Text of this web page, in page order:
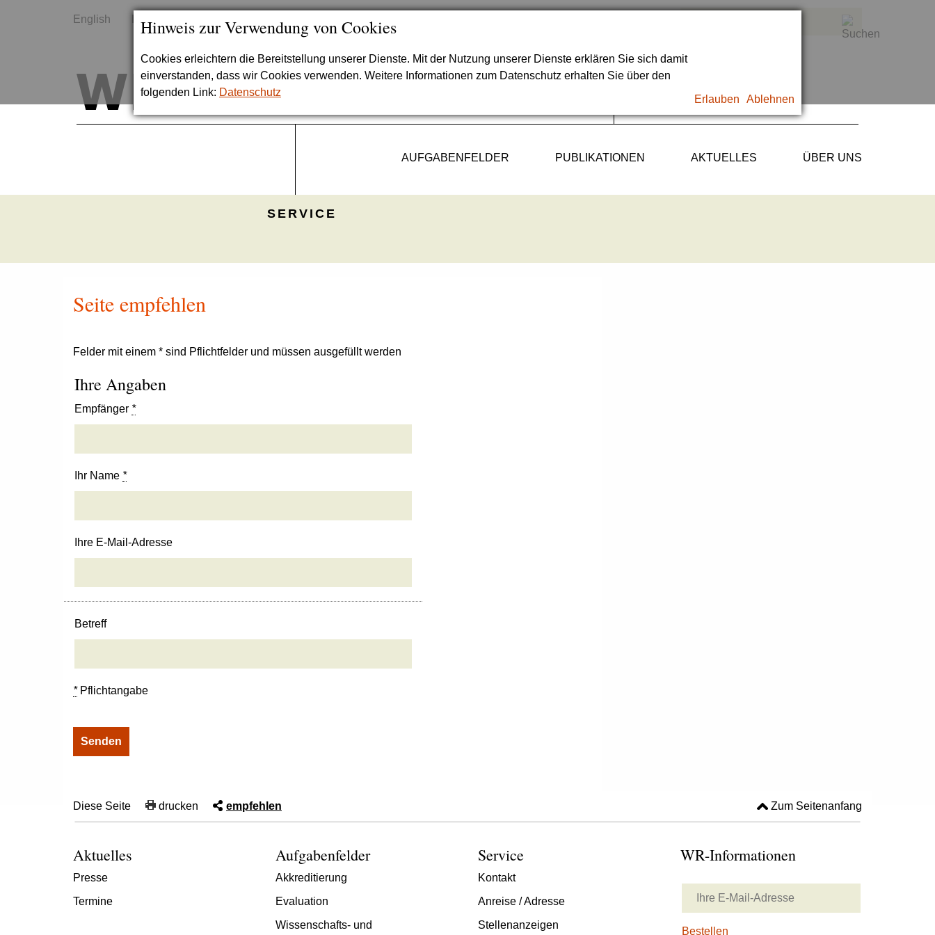
Hinweis zur Verwendung von Cookies
Cookies erleichtern die Bereitstellung unserer Dienste. Mit der Nutzung unserer Dienste erklären Sie sich damit
einverstanden, dass wir Cookies verwenden. Weitere Informationen zum Datenschutz erhalten Sie über den
folgenden Link: Datenschutz
Erlauben Ablehnen
English
AUFGABENFELDER PUBLIKATIONEN AKTUELLES ÜBER UNS
SERVICE
Seite empfehlen
Felder mit einem * sind Pflichtfelder und müssen ausgefüllt werden
Ihre Angaben
Empfänger *
Ihr Name *
Ihre E-Mail-Adresse
Betreff
*Pflichtangabe
Diese Seite drucken empfehlen Zum Seitenanfang
Aktuelles
Presse
Termine
Aufgabenfelder
Akkreditierung
Evaluation
Wissenschafts- und
Service
Kontakt
Anreise / Adresse
Stellenanzeigen
WR-Informationen